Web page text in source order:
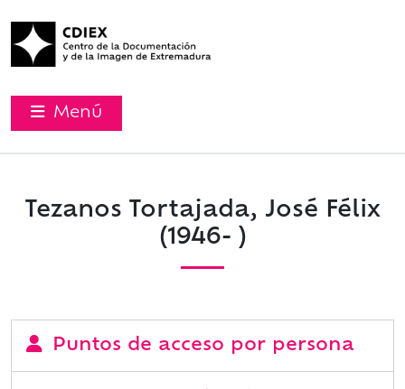
Menú
Tezanos Tortajada, José Félix
(1946- )
Puntos de acceso por persona